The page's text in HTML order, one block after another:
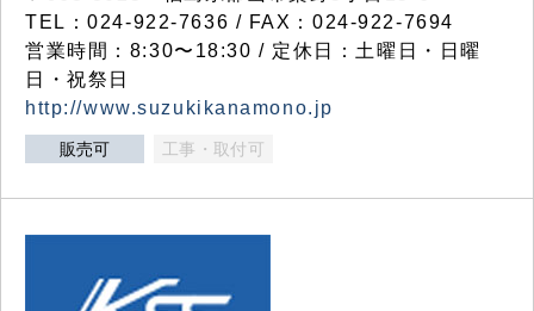
TEL：024-922-7636 / FAX：024-922-7694
営業時間：8:30〜18:30 / 定休日：土曜日・日曜
日・祝祭日
http://www.suzukikanamono.jp
販売可 工事・取付可